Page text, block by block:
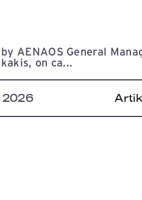
AENAOS General
on ca...
2026